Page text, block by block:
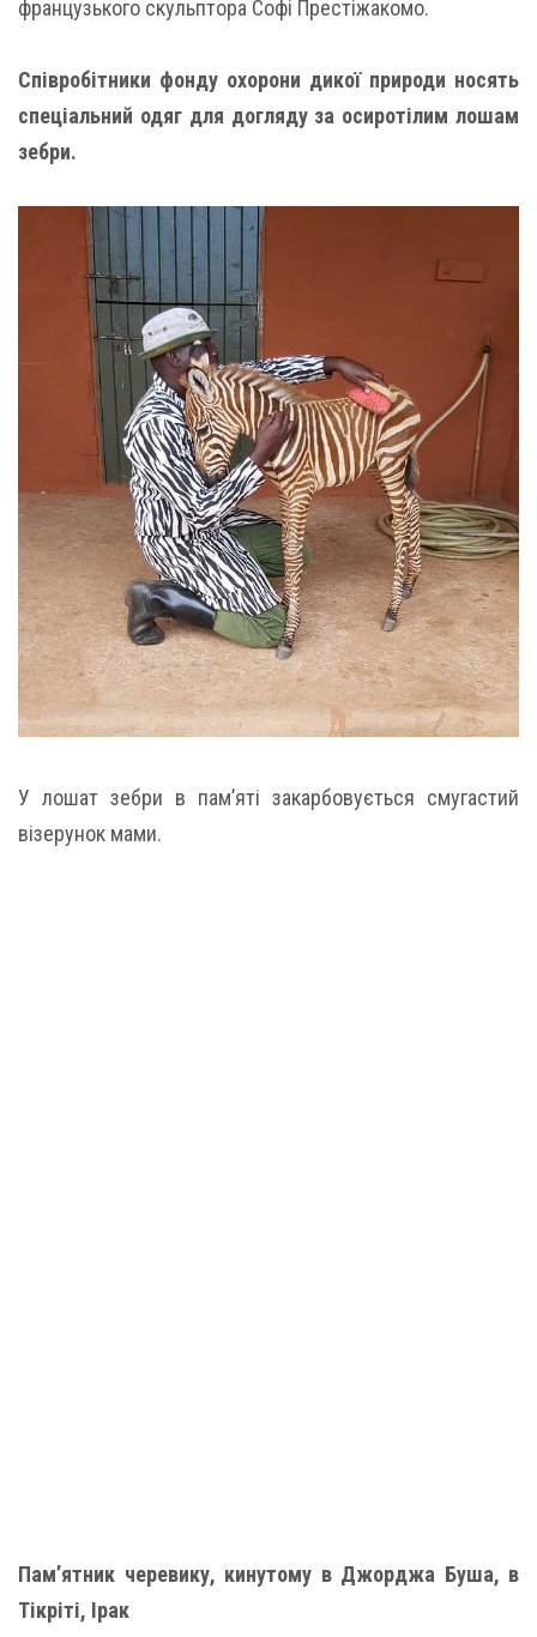
французького скульптора Софі Престіжакомо.
Співробітники фонду охорони дикої природи носять
спеціальний одяг для догляду за осиротілим лошам
зебри.
У лошат зебри в пам’яті закарбовується смугастий
візерунок мами.
Пам’ятник черевику, кинутому в Джорджа Буша, в
Тікріті, Ірак